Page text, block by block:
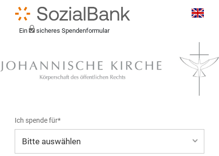
Ein sicheres Spendenformular
Ich spende für*